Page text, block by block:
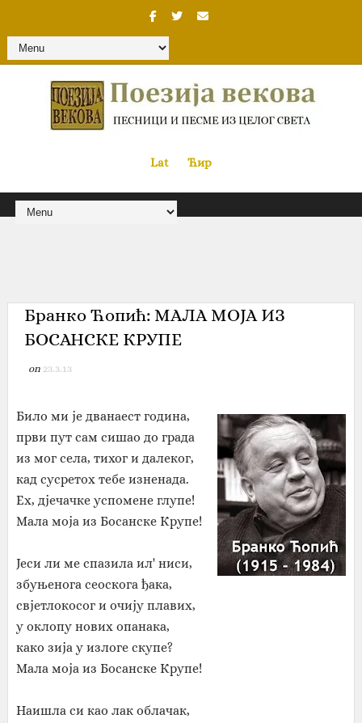
Lat« Ћир
Бранко Ћопић‎: МАЛА МОЈА ИЗ
БОСАНСКЕ КРУПЕ
on 23.3.13
Било ми је дванаест година,
први пут сам сишао до града
из мог села, тихог и далеког,
кад сусретох тебе изненада.
Ех, дјечачке успомене глупе!
Мала моја из Босанске Крупе!
Јеси ли ме спазила ил' ниси,
збуњенога сеоскога ђака,
свјетлокосог и очију плавих,
у оклопу нових опанака,
како зија у излоге скупе?
Мала моја из Босанске Крупе!
Наишла си као лак облачак,